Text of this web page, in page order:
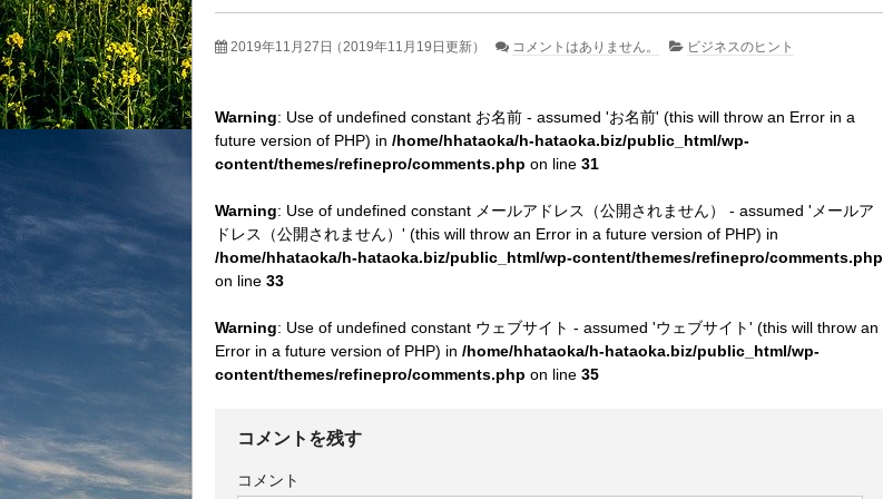
2019年11月27日（2019年11月19日更新） コメントはありません。 ビジネスのヒント
Warning: Use of undefined constant お名前 - assumed 'お名前' (this will throw an Error in a
future version of PHP) in /home/hhataoka/h-hataoka.biz/public_html/wp-
content/themes/refinepro/comments.php on line 31
Warning: Use of undefined constant メールアドレス（公開されません） - assumed 'メールア
ドレス（公開されません）' (this will throw an Error in a future version of PHP) in
/home/hhataoka/h-hataoka.biz/public_html/wp-content/themes/refinepro/comments.php
on line 33
Warning: Use of undefined constant ウェブサイト - assumed 'ウェブサイト' (this will throw an
Error in a future version of PHP) in /home/hhataoka/h-hataoka.biz/public_html/wp-
content/themes/refinepro/comments.php on line 35
コメントを残す
コメント